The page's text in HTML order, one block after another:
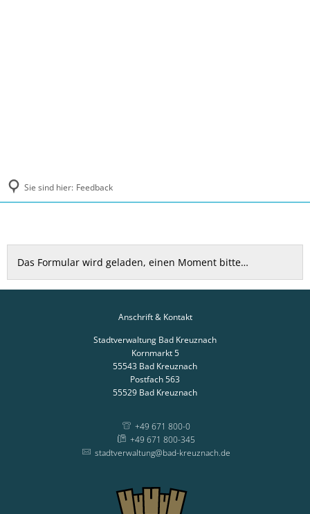
Sie sind hier: Feedback
Feedback
Das Formular wird geladen, einen Moment bitte…
Anschrift & Kontakt
Stadtverwaltung Bad Kreuznach
Kornmarkt 5
55543 Bad Kreuznach
Postfach 563
55529 Bad Kreuznach
+49 671 800-0
+49 671 800-345
stadtverwaltung@bad-kreuznach.de